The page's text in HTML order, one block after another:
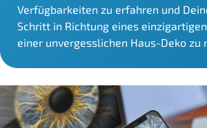
Verfügbarkeiten zu erfahren und
Schritt in Richtung eines
einer unvergesslichen Haus-Deko zu